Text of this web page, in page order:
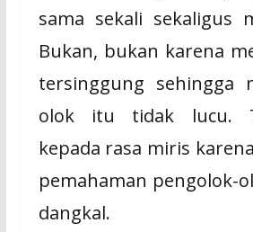
sama sekali sekaligus
Bukan, bukan karena
tersinggung sehingga
olok itu tidak lucu.
kepada rasa miris
pemahaman pengolok-
dangkal.